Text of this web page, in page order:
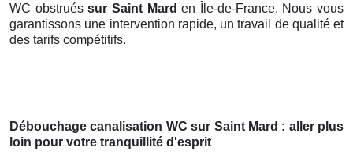
WC obstruéssur Saint Marden Île-de-France. Nous vous
garantissons une intervention rapide, un travail de qualité et
des tarifs compétitifs.
Débouchage canalisation WCsur Saint Mard : aller plus
loin pour votre tranquillité d'esprit